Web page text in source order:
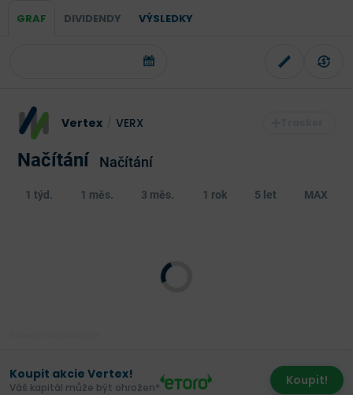
GRAF DIVIDENDY VÝSLEDKY
Vertex VERX
Načítání Načítání
1 týd. 1 měs. 3 měs. 1 rok 5 let MAX
Koupit akcie Vertex!
Váš kapitál může být ohrožen* Koupit!